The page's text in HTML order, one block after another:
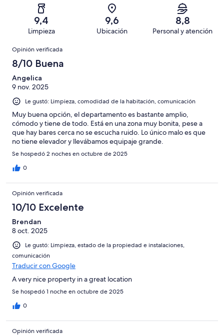
opiniones
opiniones
Terrible.
157
opiniones
9,4
Limpieza
9,6
Ubicación
8,8
Personal y atención
Opiniones
Opinión verificada
8/10 Buena
Angelica
9 nov. 2025
Le gustó: Limpieza, comodidad de la habitación, comunicación
Muy buena opción, el departamento es bastante amplio,
cómodo y tiene de todo. Está en una zona muy bonita, pese a
que hay bares cerca no se escucha ruido. Lo único malo es que
no tiene elevador y llevábamos equipaje grande.
Se hospedó 2 noches en octubre de 2025
0
Opinión verificada
10/10 Excelente
Brendan
8 oct. 2025
Le gustó: Limpieza, estado de la propiedad e instalaciones,
comunicación
Traducir con Google
A very nice property in a great location
Se hospedó 1 noche en octubre de 2025
0
Opinión verificada